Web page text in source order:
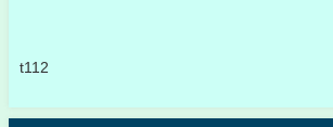
t112